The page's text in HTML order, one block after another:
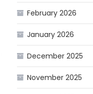
February 2026
January 2026
December 2025
November 2025